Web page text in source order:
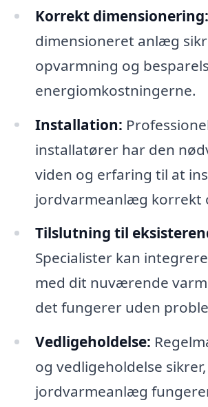
Korrekt dimensionering:
dimensioneret anlæg
opvarmning og
energiomkostningerne.
Installation:
installatører har den
viden og erfaring til at
jordvarmeanlæg korrekt
Tilslutning til
Specialister kan
med dit nuværende
det fungerer uden
Vedligeholdelse:
og vedligeholdelse
jordvarmeanlæg